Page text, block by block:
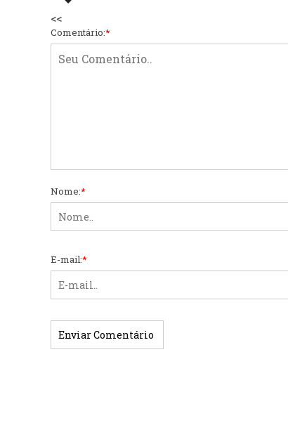
<<
Comentário:*
Nome:*
E-mail:*